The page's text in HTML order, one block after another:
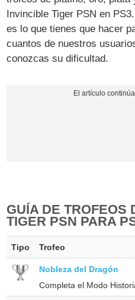
Invincible Tiger PSN en
es lo que tienes que hacer
cuantos de nuestros
conozcas su dificultad.
GUÍA DE TROFEOS
TIGER PSN PARA
Tipo Trofeo
Nobleza del Dragón
Completa el Modo